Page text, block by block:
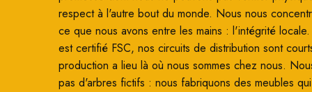
respect à l'autre bout du monde. Nous nous
ce que nous avons entre les mains : l'intégrité
est certifié FSC, nos circuits de distribution sont
production a lieu là où nous sommes chez nous.
pas d'arbres fictifs : nous fabriquons des meubles